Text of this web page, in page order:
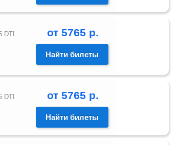
DTI от 5765 р.
Найти билеты
DTI от 5765 р.
Найти билеты